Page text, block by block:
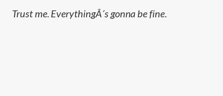
Trust me. EverythingÂ´s gonna be fine